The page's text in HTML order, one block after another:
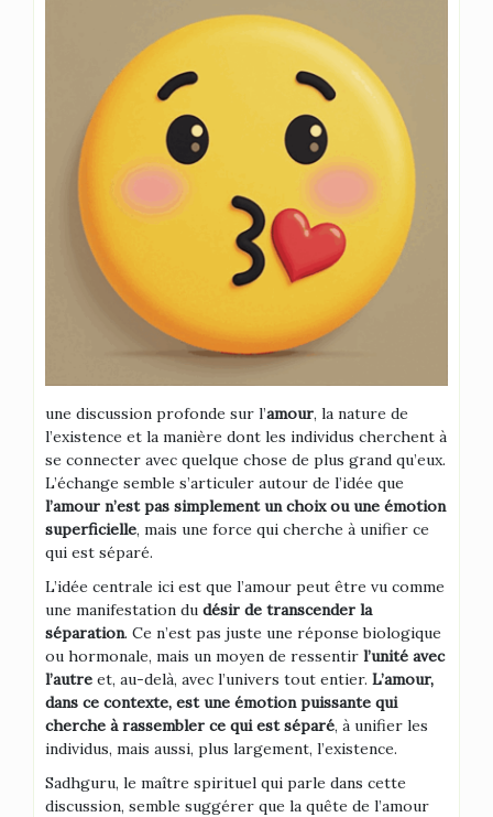
une discussion profonde sur l’amour, la nature de
l’existence et la manière dont les individus cherchent à
se connecter avec quelque chose de plus grand qu’eux.
L’échange semble s’articuler autour de l’idée que
l’amour n’est pas simplement un choix ou une émotion
superficielle, mais une force qui cherche à unifier ce
qui est séparé.
L’idée centrale ici est que l’amour peut être vu comme
une manifestation du désir de transcender la
séparation. Ce n’est pas juste une réponse biologique
ou hormonale, mais un moyen de ressentir l’unité avec
l’autre et, au-delà, avec l’univers tout entier. L’amour,
dans ce contexte, est une émotion puissante qui
cherche à rassembler ce qui est séparé, à unifier les
individus, mais aussi, plus largement, l’existence.
Sadhguru, le maître spirituel qui parle dans cette
discussion, semble suggérer que la quête de l’amour